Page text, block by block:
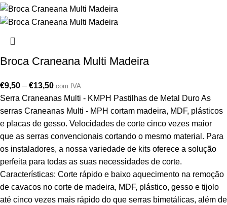
Broca Craneana Multi Madeira
€9,50 – €13,50 com IVA
Serra Craneanas Multi - KMPH Pastilhas de Metal Duro As
serras Craneanas Multi - MPH cortam madeira, MDF, plásticos
e placas de gesso. Velocidades de corte cinco vezes maior
que as serras convencionais cortando o mesmo material. Para
os instaladores, a nossa variedade de kits oferece a solução
perfeita para todas as suas necessidades de corte.
Características: Corte rápido e baixo aquecimento na remoção
de cavacos no corte de madeira, MDF, plástico, gesso e tijolo
até cinco vezes mais rápido do que serras bimetálicas, além de